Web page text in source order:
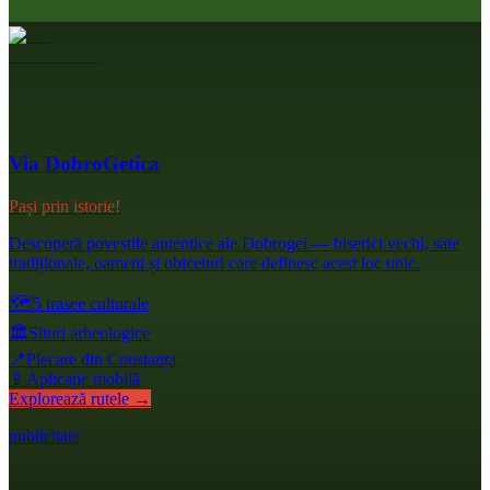
Via DobroGetica
Pași prin istorie!
Descoperă poveștile autentice ale Dobrogei — biserici vechi, sate
tradiționale, oameni și obiceiuri care definesc acest loc unic.
🗺️5 trasee culturale
🏛️Situri arheologice
📍Plecare din Constanța
📱 Aplicație mobilă
Explorează rutele →
publicitate